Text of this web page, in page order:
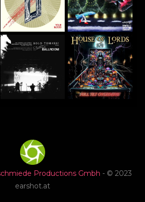
Productions Gmbh - © 2023
earshot.at